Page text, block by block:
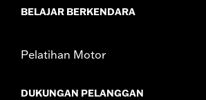
BELAJAR BERKENDARA
Pelatihan Motor
DUKUNGAN PELANGGAN